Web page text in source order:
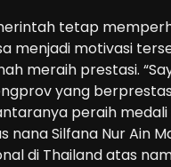
tetap
menjadi motivasi
meraih prestasi.
yang
peraih
nana Silfana Nur Ain
di Thailand atas